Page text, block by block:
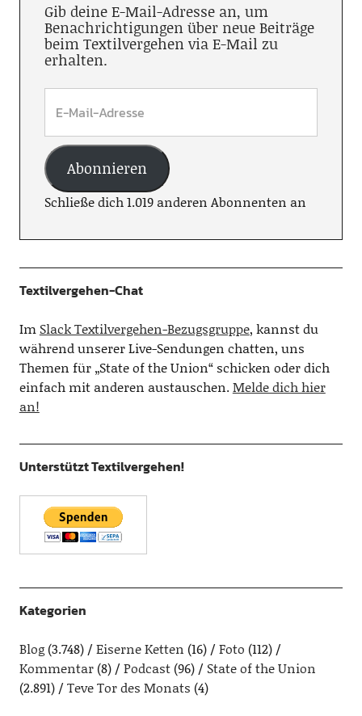
Gib deine E-Mail-Adresse an, um
Benachrichtigungen über neue Beiträge
beim Textilvergehen via E-Mail zu
erhalten.
Abonnieren
Schließe dich 1.019 anderen Abonnenten an
Textilvergehen-Chat
Im Slack Textilvergehen-Bezugsgruppe, kannst du
während unserer Live-Sendungen chatten, uns
Themen für „State of the Union“ schicken oder dich
einfach mit anderen austauschen.Melde dich hier
an!
Unterstützt Textilvergehen!
Kategorien
Blog(3.748) Eiserne Ketten (16) Foto (112)
Kommentar(8) Podcast(96)
State of the Union
(2.891)
Teve Tor des Monats (4)